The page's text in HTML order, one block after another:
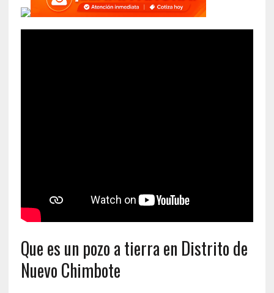
Que es un pozo a tierra en Distrito de
Nuevo Chimbote